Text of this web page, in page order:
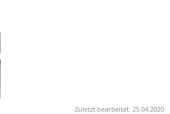
Zuletzt bearbeitet: 25.04.2020